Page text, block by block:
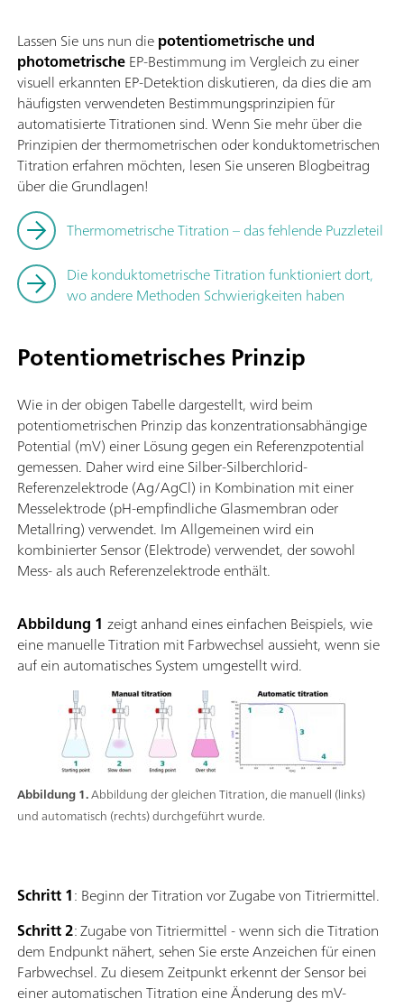
Lassen Sie uns nun diepotentiometrische und
photometrischeEP-Bestimmung im Vergleich zu einer
visuell erkannten EP-Detektion diskutieren, da dies die am
häufigsten verwendeten Bestimmungsprinzipien für
automatisierte Titrationen sind. Wenn Sie mehr über die
Prinzipien der thermometrischen oder konduktometrischen
Titration erfahren möchten, lesen Sie unseren Blogbeitrag
über die Grundlagen!
Thermometrische Titration – das fehlende Puzzleteil
Die konduktometrische Titration funktioniert dort,
wo andere Methoden Schwierigkeiten haben
Potentiometrisches Prinzip
Wie in der obigen Tabelle dargestellt, wird beim
potentiometrischen Prinzip das konzentrationsabhängige
Potential (mV) einer Lösung gegen ein Referenzpotential
gemessen. Daher wird eine Silber-Silberchlorid-
Referenzelektrode (Ag/AgCl) in Kombination mit einer
Messelektrode (pH-empfindliche Glasmembran oder
Metallring) verwendet. Im Allgemeinen wird ein
kombinierter Sensor (Elektrode) verwendet, der sowohl
Mess- als auch Referenzelektrode enthält.
Abbildung 1.Abbildung der gleichen Titration, die manuell (links)
und automatisch (rechts) durchgeführt wurde.
Abbildung 1 zeigt anhand eines einfachen Beispiels, wie
eine manuelle Titration mit Farbwechsel aussieht, wenn sie
auf ein automatisches System umgestellt wird.
Schritt 1: Beginn der Titration vor Zugabe von Titriermittel.
Schritt 2: Zugabe von Titriermittel - wenn sich die Titration
dem Endpunkt nähert, sehen Sie erste Anzeichen für einen
Farbwechsel. Zu diesem Zeitpunkt erkennt der Sensor bei
einer automatischen Titration eine Änderung des mV-